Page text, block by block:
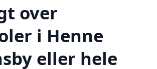
over
i Henne
eller hele